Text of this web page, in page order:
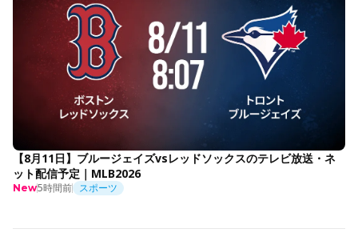
【8月11日】ブルージェイズvsレッドソックスのテレビ放送・ネ
ット配信予定｜MLB2026
New5時間前 スポーツ